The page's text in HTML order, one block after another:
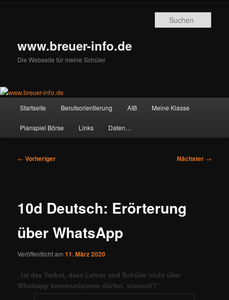
www.breuer-info.de
Die Webseite für meine Schüler
Startseite Berufsorientierung AIB Meine Klasse
Planspiel Börse Links Daten…
Beitragsnavigation
← Vorheriger Nächster →
10d Deutsch: Erörterung
über WhatsApp
Veröffentlicht am11. März 2020
„Ist das Verbot, dass Lehrer und Schüler nicht über
Whatsapp kommunizieren dürfen, sinnvoll?“